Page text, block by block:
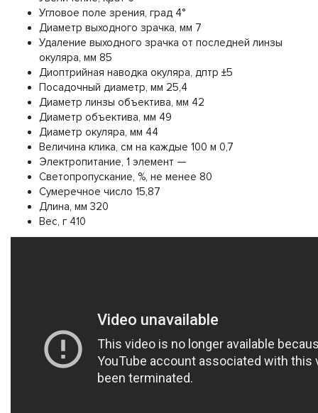
Угловое поле зрения, град 4°
Диаметр выходного зрачка, мм 7
Удаление выходного зрачка от последней линзы
окуляра, мм 85
Диоптрийная наводка окуляра, дптр ±5
Посадочный диаметр, мм 25,4
Диаметр линзы объектива, мм 42
Диаметр объектива, мм 49
Диаметр окуляра, мм 44
Величина клика, см на каждые 100 м 0,7
Электропитание, 1 элемент —
Светопропускание, %, не менее 80
Сумеречное число 15,87
Длина, мм 320
Вес, г 410